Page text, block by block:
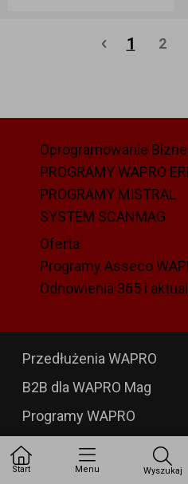
1 2
Oprogramowanie
PROGRAMY WAPRO
PROGRAMY MISTRAL
SYSTEM SCANMAG
Oferta
Programy Asseco
Odnowienia 365 i
Przedłużenia WAPRO
B2B dla WAPRO Mag
Programy WAPRO
Formularz zwrotu
Kontakt
Start Menu Wyszukaj